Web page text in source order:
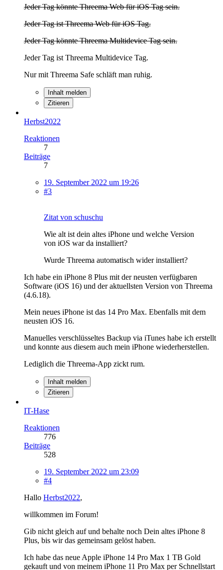
Jeder Tag könnte Threema Web für iOS Tag sein.
Jeder Tag ist Threema Web für iOS Tag.
Jeder Tag könnte Threema Multidevice Tag sein.
Jeder Tag ist Threema Multidevice Tag.
Nur mit Threema Safe schläft man ruhig.
Inhalt melden
Zitieren
Herbst2022
Reaktionen
7
Beiträge
7
19. September 2022 um 19:26
#3
Zitat von schuschu
Wie alt ist dein altes iPhone und welche Version
von iOS war da installiert?
Wurde Threema automatisch wider installiert?
Ich habe ein iPhone 8 Plus mit der neusten verfügbaren
Software (iOS 16) und der aktuellsten Version von Threema
(4.6.18).
Mein neues iPhone ist das 14 Pro Max. Ebenfalls mit dem
neusten iOS 16.
Manuelles verschlüsseltes Backup via iTunes habe ich erstellt
und konnte aus diesem auch mein iPhone wiederherstellen.
Lediglich die Threema-App zickt rum.
Inhalt melden
Zitieren
IT-Hase
Reaktionen
776
Beiträge
528
19. September 2022 um 23:09
#4
Hallo Herbst2022,
willkommen im Forum!
Gib nicht gleich auf und behalte noch Dein altes iPhone 8
Plus, bis wir das gemeinsam gelöst haben.
Ich habe das neue Apple iPhone 14 Pro Max 1 TB Gold
gekauft und von meinem iPhone 11 Pro Max per Schnellstart